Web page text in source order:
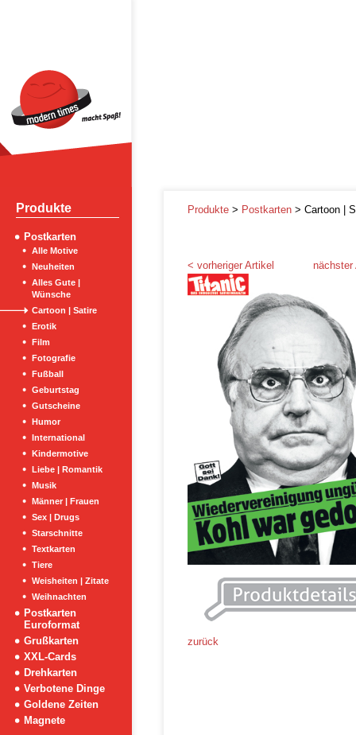
Produkte
Postkarten
Alle Motive
Neuheiten
Alles Gute |
Wünsche
Cartoon | Satire
Erotik
Film
Fotografie
Fußball
Geburtstag
Gutscheine
Humor
International
Kindermotive
Liebe | Romantik
Musik
Männer | Frauen
Sex | Drugs
Starschnitte
Textkarten
Tiere
Weisheiten | Zitate
Weihnachten
Postkarten
Euroformat
Grußkarten
XXL-Cards
Drehkarten
Verbotene Dinge
Goldene Zeiten
Magnete
Produkte > Postkarten > Cartoon |
< vorheriger Artikel
zurück